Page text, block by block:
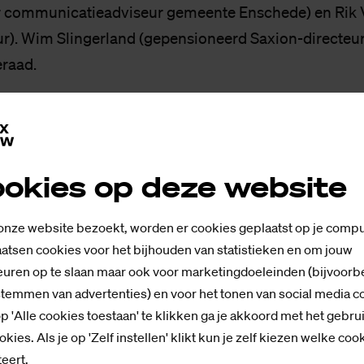
op deze website
website bezoekt, worden er cookies geplaatst op je
cookies voor het bijhouden van statistieken en om jouw
op te slaan maar ook voor marketingdoeleinden
van advertenties) en voor het tonen van social media
'Alle cookies toestaan' te klikken ga je akkoord met het
Als je op 'Zelf instellen' klikt kun je zelf kiezen welke
communicatieadviseur gemeente Enschede) en Rik
Wim Slingerland (gepensioneerd Saxion-
hoger onderwijs is zeker geen gegeven, en de
staat eigenlijk altijd onder druk. Dat laten recente
Delft wel zien. Soms wordt het namelijk best
belanghebbenden liever niet willen dat een verhaal
controleert dan of wij ons werk journalistiek
redactieraad staat ook pal voor de
wij zijn niet de communicatieafdeling van de
en vooral nuttig om in de redactieraad van SaxNow